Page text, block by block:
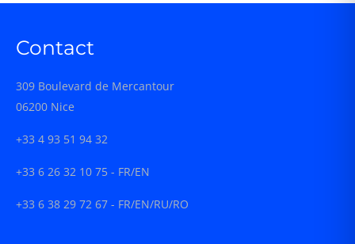
Contact
309 Boulevard de Mercantour
06200 Nice
+33 4 93 51 94 32
+33 6 26 32 10 75 - FR/EN
+33 6 38 29 72 67 - FR/EN/RU/RO